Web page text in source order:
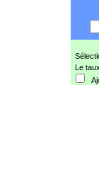
Le